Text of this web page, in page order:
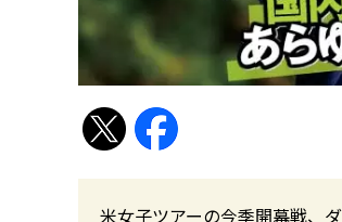
米女子ツアーの今季開幕戦、